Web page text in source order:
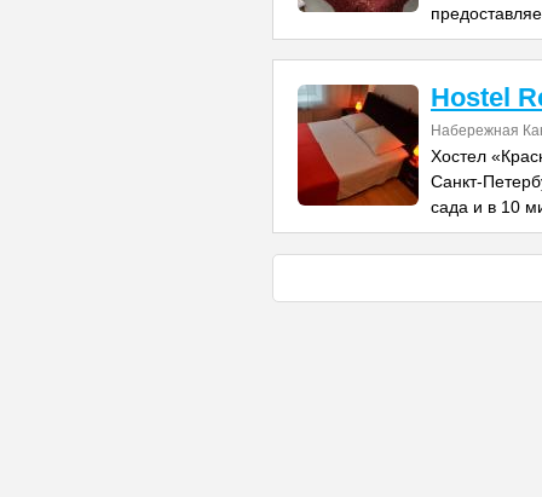
Hostel
Набережная
Хостел
Санкт-
сада и в 10